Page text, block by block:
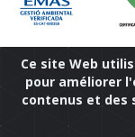
© Centre des Sciences
Ce site Web
pour améliorer
contenus et des